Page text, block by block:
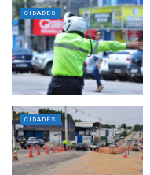
CIDADES
CIDADES